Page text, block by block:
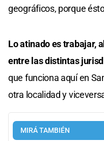
geográficos, porque
Lo atinado es trabajar,
entre las distintas
que funciona aquí en
otra localidad y
MIRÁ TAMBIÉN